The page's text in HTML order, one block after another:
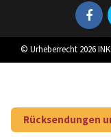
© Urheberrecht 2026
Rücksendungen